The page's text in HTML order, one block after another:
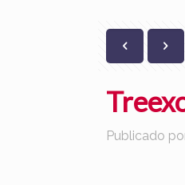
Publicado